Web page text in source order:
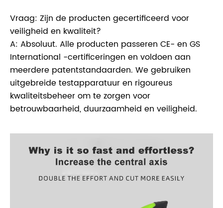
Vraag: Zijn de producten gecertificeerd voor
veiligheid en kwaliteit?
A: Absoluut. Alle producten passeren CE- en GS
International -certificeringen en voldoen aan
meerdere patentstandaarden. We gebruiken
uitgebreide testapparatuur en rigoureus
kwaliteitsbeheer om te zorgen voor
betrouwbaarheid, duurzaamheid en veiligheid.